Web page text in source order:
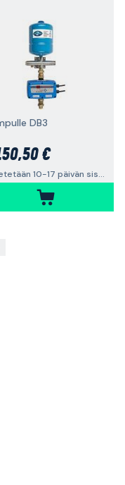
DB3
€
Lähetetään 10-17 päivän sisällä